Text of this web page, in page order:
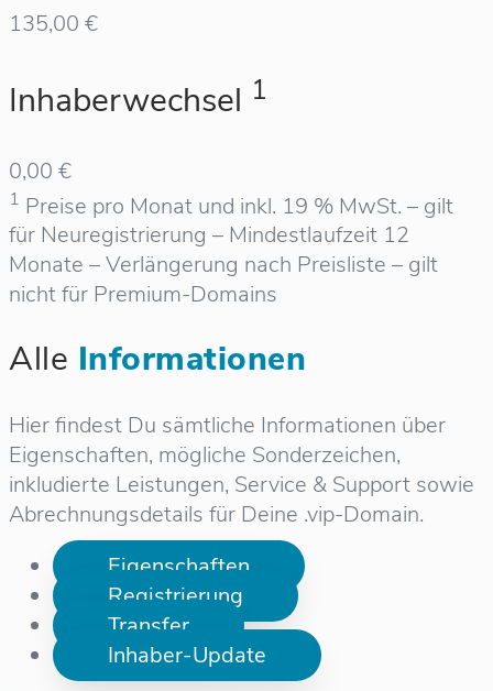
135,00 €
Inhaberwechsel 1
0,00 €
1 Preise pro Monat und inkl. 19 % MwSt. – gilt
für Neuregistrierung – Mindestlaufzeit 12
Monate – Verlängerung nach Preisliste – gilt
nicht für Premium-Domains
Alle Informationen
Hier findest Du sämtliche Informationen über
Eigenschaften, mögliche Sonderzeichen,
inkludierte Leistungen, Service & Support sowie
Abrechnungsdetails für Deine .vip-Domain.
Eigenschaften
Registrierung
Transfer
Inhaber-Update